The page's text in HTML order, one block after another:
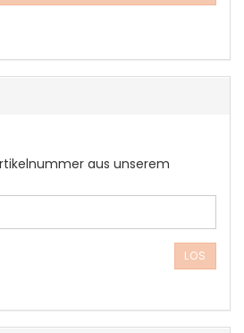
aus unserem
LOS